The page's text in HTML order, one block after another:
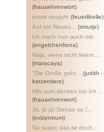
(frauaehrenwort)
prosit neujahr (feuerlibelle)
Auf ein Neues...
(smutje)
ich mach nun auch mit...
(engelchenfiona)
Naja, wenn nicht feiern...
(maracaya)
"Die Große geht...
(judith -
katzentiere)
Hihi zum denken bin ich...
(frauaehrenwort)
Ja, ja ja! Genau so !...
(evizentrum)
Na super, das ist doch...